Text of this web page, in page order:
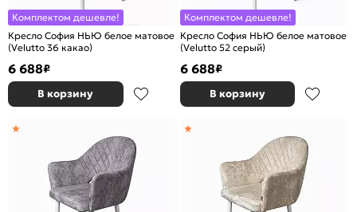
Комплектом дешевле!
Кресло София НЬЮ белое матовое
(Velutto 36 какао)
6 688₽
В корзину
Комплектом дешевле!
Кресло София НЬЮ белое матовое
(Velutto 52 серый)
6 688₽
В корзину